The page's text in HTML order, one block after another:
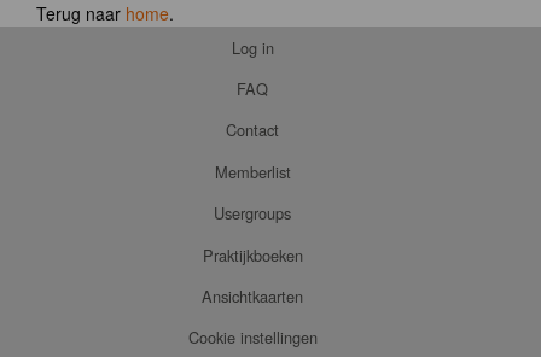
Terug naar home.
Log in
FAQ
Contact
Memberlist
Usergroups
Praktijkboeken
Ansichtkaarten
Cookie instellingen